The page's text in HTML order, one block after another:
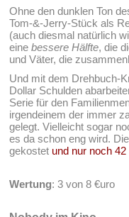
Ohne den dunklen Ton
Tom-&-Jerry-Stück als
(auch diesmal natürlich
einebessere Hälfte, die
und Väter, die
Und mit dem Drehbuch-
Dollar Schulden
Serie für den
irgendeinem der immer
gelegt. Vielleicht sogar
es da schon eng wird.
gekostet und nur noch
Wertung: 3 von 8 €uro